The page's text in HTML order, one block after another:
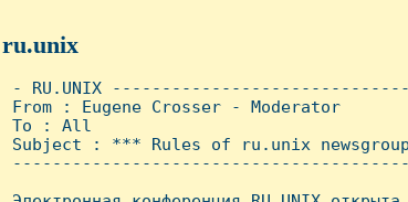
ru.unix
- RU.UNIX
From : Eugene Crosser - Moderator
To : All
Subject : *** Rules of ru.unix